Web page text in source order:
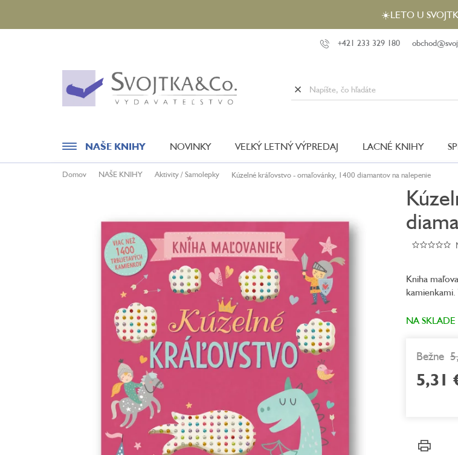
obsah
☀️LETO U SVOJTKY – od
+421 233 329 180
NAŠE KNIHY
Aktivity / Samolepky
Rozprávky a príbehy
NOVINKY VEĽKÝ LETNÝ VÝPREDAJ LACNÉ KNIHY
Domov NAŠE KNIHY Aktivity / Samolepky Kúzelné kráľovstvo - omaľovánky, 1400 diamantov na nalepenie
je
5
Kniha
NA SKLADE
5,31